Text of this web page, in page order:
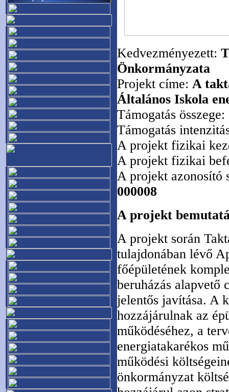
Kedvezményezett:
Önkormányzata
Projekt címe: A
Általános Iskola
Támogatás összege:
Támogatás
A projekt fizikai
A projekt fizikai
A projekt azonosító
000008
A projekt
A projekt során
tulajdonában lévő
főépületének
beruházás alapvető
jelentős javítása. A
hozzájárulnak az
működéséhez, a
energiatakarékos
működési
önkormányzat